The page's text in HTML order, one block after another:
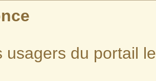
usagers du portail